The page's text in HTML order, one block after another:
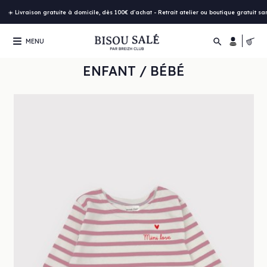
☀️ Livraison gratuite à domicile, dès 100€ d'achat - Retrait atelier ou boutique gratuit
MENU 
ENFANT / BÉBÉ